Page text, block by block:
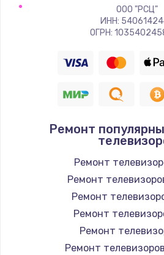
Восстановление цепи
880 руб.
390 руб.
Замена Bluetooth/
800 руб.
Замена
ООО "РСЦ"
ИНН:
ОГРН:
Ремонт
Ремонт
Ремонт
Ремонт
Ремонт
Ремонт
Ремонт